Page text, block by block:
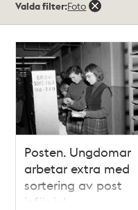
träffar
Valda filter:Foto
Posten. Ungdomar
arbetar extra med
sortering av post
inför jul